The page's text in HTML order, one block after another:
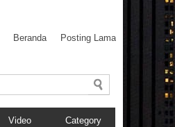
Posting Lama
Beranda
Video Category